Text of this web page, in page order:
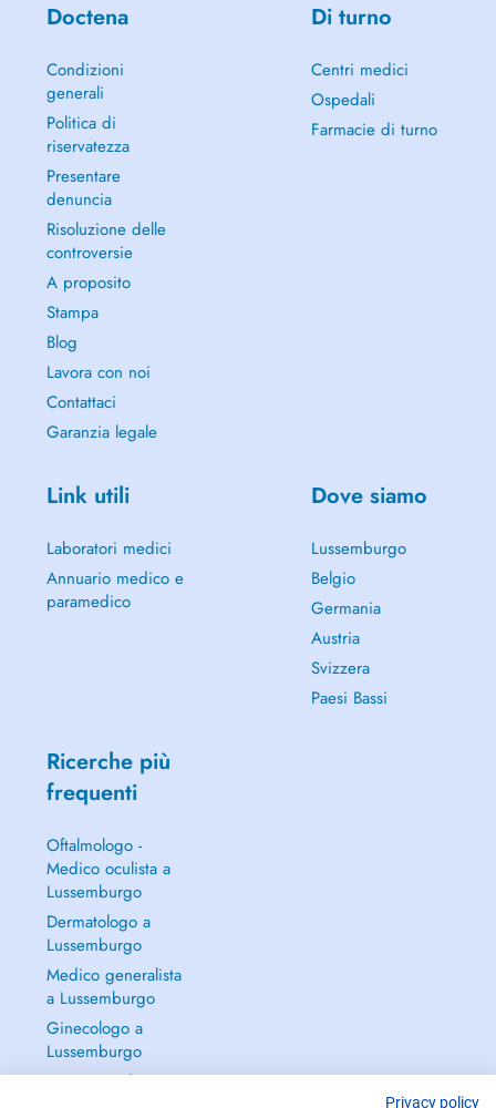
Doctena
Condizioni
generali
Politica di
riservatezza
Presentare
denuncia
Risoluzione delle
controversie
A proposito
Stampa
Blog
Lavora con noi
Contattaci
Garanzia legale
Di turno
Centri medici
Ospedali
Farmacie di turno
Link utili
Laboratori medici
Annuario medico e
paramedico
Dove siamo
Lussemburgo
Belgio
Germania
Austria
Svizzera
Paesi Bassi
Ricerche più
frequenti
Oftalmologo -
Medico oculista a
Lussemburgo
Dermatologo a
Lussemburgo
Medico generalista
a Lussemburgo
Ginecologo a
Lussemburgo
Continua a leggere
Privacy policy